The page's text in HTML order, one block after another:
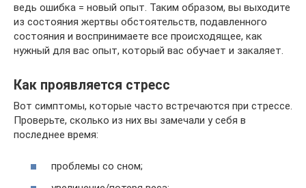
ведь ошибка = новый опыт. Таким образом, вы выходите
из состояния жертвы обстоятельств, подавленного
состояния и воспринимаете все происходящее, как
нужный для вас опыт, который вас обучает и закаляет.
Как проявляется стресс
Вот симптомы, которые часто встречаются при стрессе.
Проверьте, сколько из них вы замечали у себя в
последнее время:
проблемы со сном;